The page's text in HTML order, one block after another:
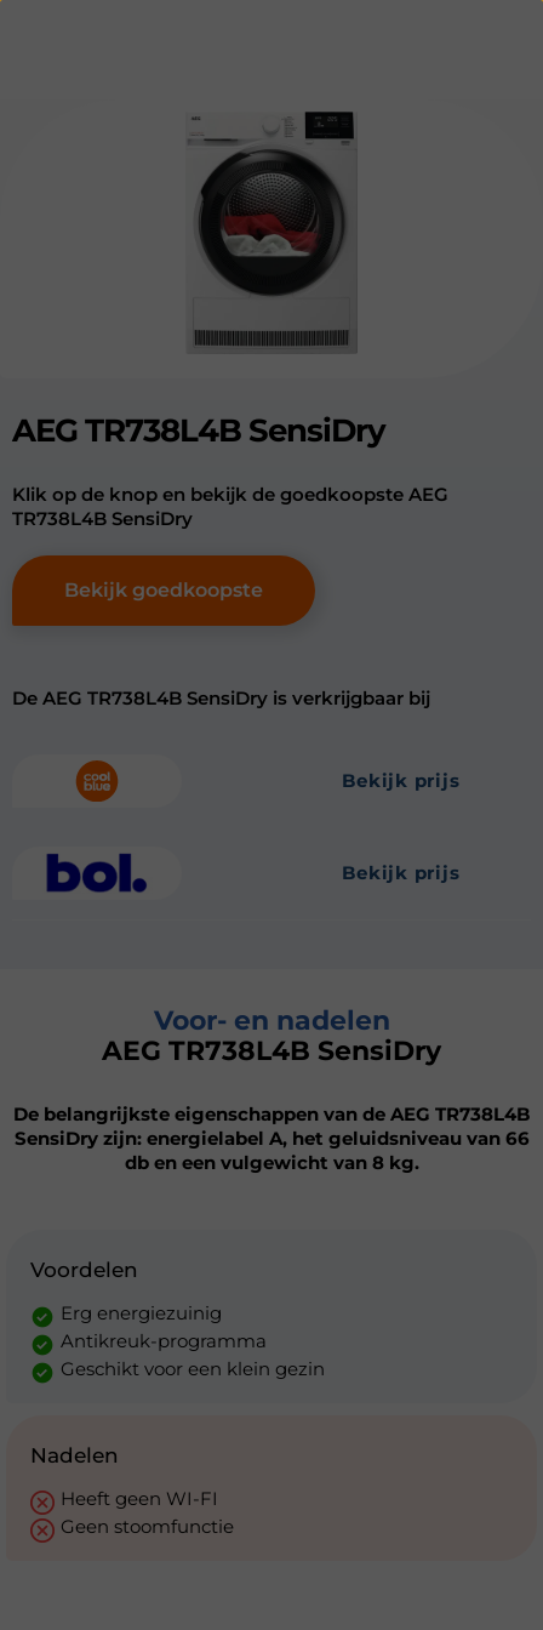
AEG TR738L4B SensiDry
Klik op de knop en bekijk de goedkoopste AEG
TR738L4B SensiDry
Bekijk goedkoopste
De AEG TR738L4B SensiDry is verkrijgbaar bij
bekijk prijs
bekijk prijs
Voor- en nadelen
AEG TR738L4B SensiDry
De belangrijkste eigenschappen van de AEG TR738L4B
SensiDry zijn: energielabel A, het geluidsniveau van 66
db en een vulgewicht van 8 kg.
Voordelen
Erg energiezuinig
Antikreuk-programma
Geschikt voor een klein gezin
Nadelen
Heeft geen WI-FI
Geen stoomfunctie